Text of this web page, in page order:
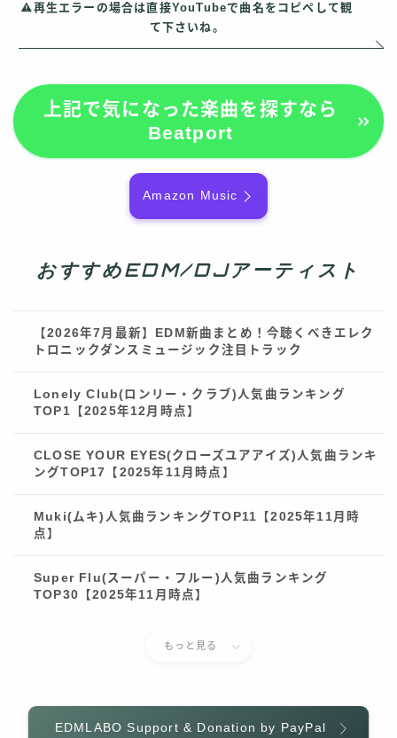
再生エラーの場合は直接YouTubeで曲名をコピペして観
て下さいね。
上記で気になった楽曲を探すなら
Beatport
Amazon Music
おすすめEDM/DJアーティスト
【2026年7月最新】EDM新曲まとめ！今聴くべきエレク
トロニックダンスミュージック注目トラック
Lonely Club(ロンリー・クラブ)人気曲ランキング
TOP1【2025年12月時点】
CLOSE YOUR EYES(クローズユアアイズ)人気曲ランキ
ングTOP17【2025年11月時点】
Muki(ムキ)人気曲ランキングTOP11【2025年11月時
点】
Super Flu(スーパー・フルー)人気曲ランキング
TOP30【2025年11月時点】
もっと見る
EDMLABO Support & Donation by PayPal